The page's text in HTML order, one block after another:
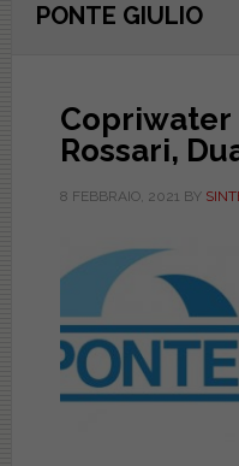
PONTE GIULIO
Copriwater
Rossari,
8 FEBBRAIO, 2021 BY